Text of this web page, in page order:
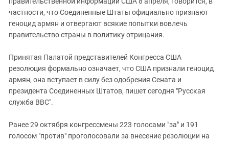
частности, что Соединенные Штаты официально признают
геноцид армян и отвергают всякие попытки вовлечь
правительство страны в политику отрицания.
Принятая Палатой представителей Конгресса США
резолюция формально означает, что США признали геноцид
армян, она вступает в силу без одобрения Сената и
президента Соединенных Штатов, пишет сегодня "Русская
служба BBC".
Ранее 29 октября конгрессмены 223 голосами "за" и 191
голосом "против" проголосовали за внесение резолюции на